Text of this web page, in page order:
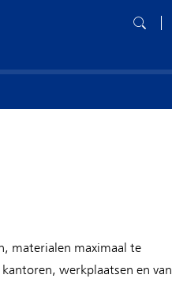
materialen maximaal te
werkplaatsen en van